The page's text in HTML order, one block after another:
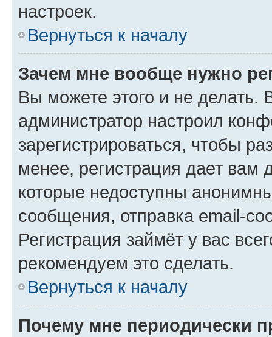
настроек.
Вернуться к началу
Зачем мне вообще нужно
Вы можете этого и не делать.
администратор настроил
зарегистрироваться, чтобы
менее, регистрация дает вам
которые недоступны
сообщения, отправка email-
Регистрация займёт у вас
рекомендуем это сделать.
Вернуться к началу
Почему мне периодически